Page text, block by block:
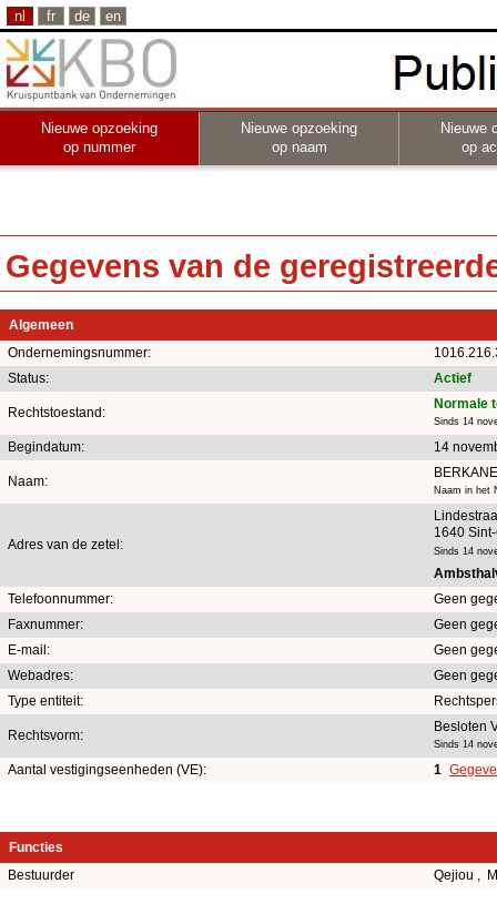
nl fr de en
Nieuwe opzoeking
op nummer
Nieuwe opzoeking
op naam
Nieuwe
op
Gegevens van de
Algemeen
Ondernemingsnummer:
Status:
Actief
Rechtstoestand:
Normale
Sinds 14
Begindatum: 14
Naam:
Naam in het
Adres van de zetel:
1640
Sinds 14
Telefoonnummer:
Geen
Faxnummer:
Geen
E-mail:
Geen
Webadres:
Geen
Type entiteit:
Rechtsvorm:
Besloten
Sinds 14
Aantal vestigingseenheden (VE): 1
Functies
Bestuurder
Qejiou ,